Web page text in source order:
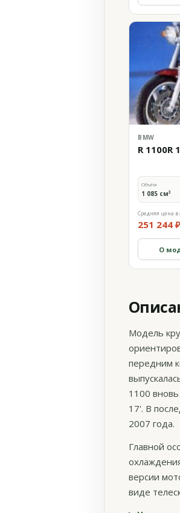
BMW
R 1100R
Объём
1 085 см³
Средняя цена в
251 244 ₽
О
Модель
передним
1100
17'. В
2007 года.
Главной
версии
виде